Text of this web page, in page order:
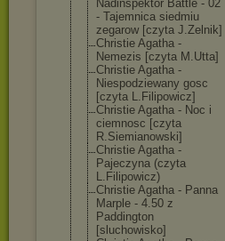
Nadinspektor Battle - 02
- Tajemnica siedmiu
zegarow [czyta J.Zelnik]
Christie Agatha -
Nemezis [czyta M.Utta]
Christie Agatha -
Niespodziewany gosc
[czyta L.Filipowicz]
Christie Agatha - Noc i
ciemnosc [czyta
R.Siemianowski]
Christie Agatha -
Pajeczyna (czyta
L.Filipowicz)
Christie Agatha - Panna
Marple - 4.50 z
Paddington
[sluchowisko]